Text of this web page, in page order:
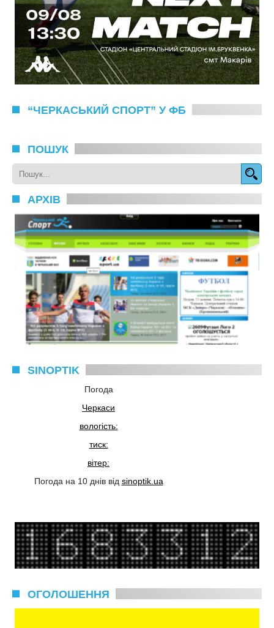
“ЧЕРКАСЬКИЙ СПОРТ” У ФБ
ПОШУК
АРХІВ
SINOPTIK
Погода
Черкаси
вологість:
тиск:
вітер:
Погода на 10 днів від sinoptik.ua
ОГОЛОШЕННЯ